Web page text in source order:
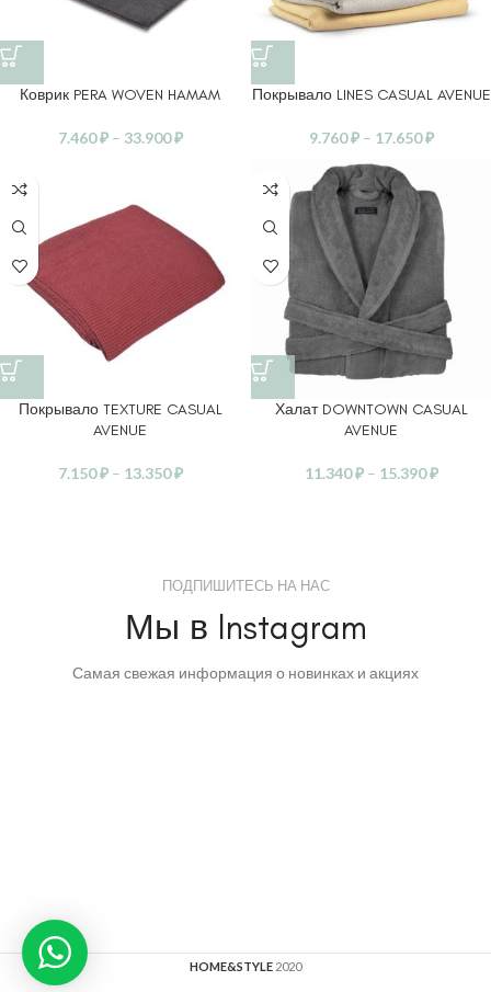
Коврик PERA WOVEN HAMAM
7.460₽ – 33.900₽
Покрывало LINES CASUAL AVENUE
9.760₽ – 17.650₽
Покрывало TEXTURE CASUAL
AVENUE
7.150₽ – 13.350₽
Халат DOWNTOWN CASUAL
AVENUE
11.340₽ – 15.390₽
ПОДПИШИТЕСЬ НА НАС
Мы в Instagram
Самая свежая информация о новинках и акциях
HOME&STYLE 2020